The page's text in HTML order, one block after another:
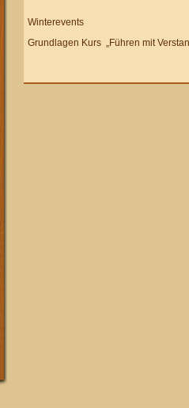
Winterevents
Grundlagen Kurs „Führen mit